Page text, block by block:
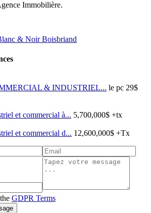
Immobilière.
& Noir Boisbriand
& INDUSTRIEL... le pc 29$
et commercial à... 5,700,000$ +tx
et commercial d... 12,600,000$ +Tx
GDPR Terms